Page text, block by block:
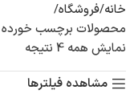
خانه فروشگاه
محصولات برچسب خورده
نمایش همه 4 نتیجه
مشاهده فیلترها